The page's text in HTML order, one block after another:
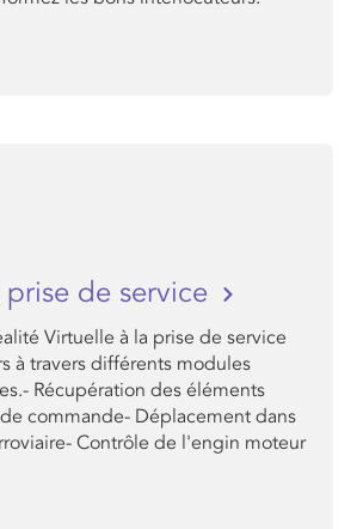
de service
Virtuelle à la prise de service
à travers différents modules
Récupération des éléments
commande- Déplacement dans
Contrôle de l'engin moteur